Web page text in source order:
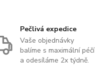
Pečlivá expedice
Vaše objednávky
balíme s maximální péčí
a odesíláme 2x týdně.